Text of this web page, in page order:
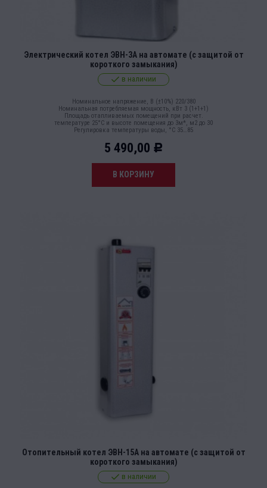
Электрический котел ЭВН-3А на автомате (с защитой от
короткого замыкания)
в наличии
Номинальное напряжение, В (±10%) 220/380
Номинальная потребляемая мощность, кВт 3 (1+1+1)
Площадь отапливаемых помещений при расчет.
температуре 25°С и высоте помещения до 3м*, м2 до 30
Регулировка температуры воды, °С 35…85
5 490,00 Р
В КОРЗИНУ
Отопительный котел ЭВН-15А на автомате (с защитой от
короткого замыкания)
в наличии